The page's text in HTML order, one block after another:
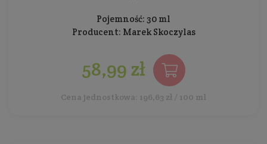
Pojemność: 30 ml
Producent: Marek Skoczylas
58,99 zł
Cena jednostkowa: 196,63 zł / 100 ml